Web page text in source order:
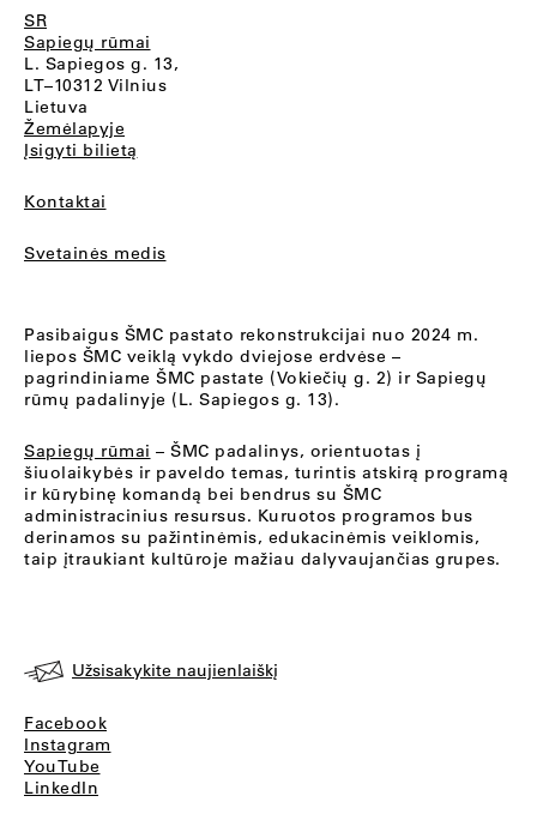
SR
Sapiegų rūmai
L. Sapiegos g. 13,
LT–10312 Vilnius
Lietuva
Žemėlapyje
Įsigyti bilietą
Kontaktai
Svetainės medis
Pasibaigus ŠMC pastato rekonstrukcijai nuo 2024 m.
liepos ŠMC veiklą vykdo dviejose erdvėse –
pagrindiniame ŠMC pastate (Vokiečių g. 2) ir Sapiegų
rūmų padalinyje (L. Sapiegos g. 13).
Sapiegų rūmai – ŠMC padalinys, orientuotas į
šiuolaikybės ir paveldo temas, turintis atskirą programą
ir kūrybinę komandą bei bendrus su ŠMC
administracinius resursus. Kuruotos programos bus
derinamos su pažintinėmis, edukacinėmis veiklomis,
taip įtraukiant kultūroje mažiau dalyvaujančias grupes.
Užsisakykite naujienlaiškį
Facebook
Instagram
YouTube
LinkedIn